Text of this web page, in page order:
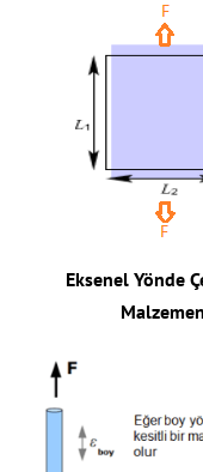
Eksenel Yönde